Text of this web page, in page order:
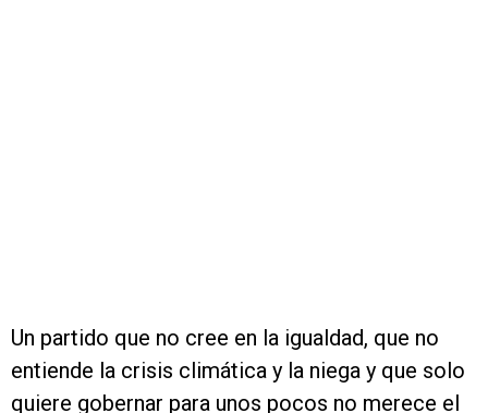
Un partido que no cree en la igualdad, que no
entiende la crisis climática y la niega y que solo
quiere gobernar para unos pocos no merece el